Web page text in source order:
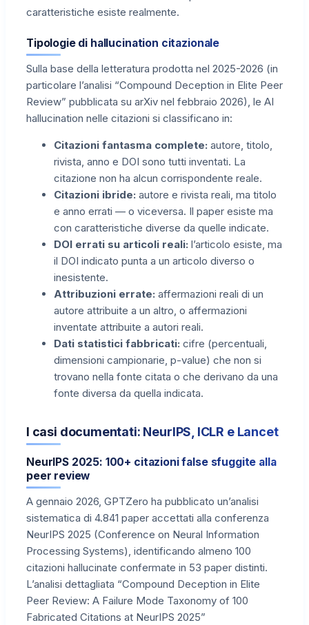
caratteristiche esiste realmente.
Tipologie di hallucination citazionale
Sulla base della letteratura prodotta nel 2025-2026 (in
particolare l’analisi “Compound Deception in Elite Peer
Review” pubblicata su arXiv nel febbraio 2026), le AI
hallucination nelle citazioni si classificano in:
Citazioni fantasma complete: autore, titolo,
rivista, anno e DOI sono tutti inventati. La
citazione non ha alcun corrispondente reale.
Citazioni ibride: autore e rivista reali, ma titolo
e anno errati — o viceversa. Il paper esiste ma
con caratteristiche diverse da quelle indicate.
DOI errati su articoli reali: l’articolo esiste, ma
il DOI indicato punta a un articolo diverso o
inesistente.
Attribuzioni errate: affermazioni reali di un
autore attribuite a un altro, o affermazioni
inventate attribuite a autori reali.
Dati statistici fabbricati: cifre (percentuali,
dimensioni campionarie, p-value) che non si
trovano nella fonte citata o che derivano da una
fonte diversa da quella indicata.
I casi documentati: NeurIPS, ICLR e Lancet
NeurIPS 2025: 100+ citazioni false sfuggite alla
peer review
A gennaio 2026, GPTZero ha pubblicato un’analisi
sistematica di 4.841 paper accettati alla conferenza
NeurIPS 2025 (Conference on Neural Information
Processing Systems), identificando almeno 100
citazioni hallucinate confermate in 53 paper distinti.
L’analisi dettagliata “Compound Deception in Elite
Peer Review: A Failure Mode Taxonomy of 100
Fabricated Citations at NeurIPS 2025”